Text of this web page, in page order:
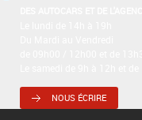
NOUS ÉCRIRE